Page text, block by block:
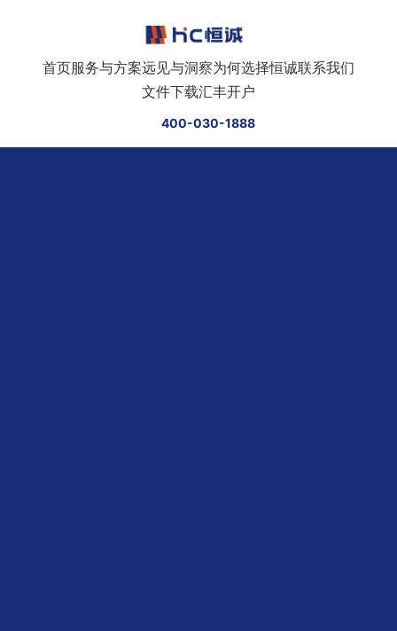
首页服务与方案远见与洞察为何选择恒诚联系我们
文件下载汇丰开户
400-030-1888